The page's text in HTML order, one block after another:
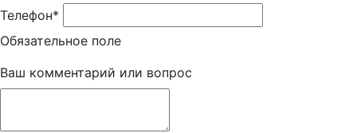
Телефон*
Обязательное поле
Ваш комментарий или вопрос